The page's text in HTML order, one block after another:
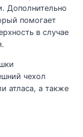
Дополнительно
помогает
в случае
чехол
атласа, а также